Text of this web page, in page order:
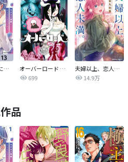
ラブコメ漫画に入ってしまったので、推しの負けヒロインを全力で幸せにする【分冊版】
オーバーロード 不死者のOh!
699
夫婦以上、恋人未満。【分冊版】
14.9万
品